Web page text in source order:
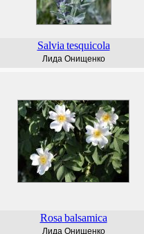
Salvia tesquicola
Лида Онищенко
Rosa balsamica
Лида Онищенко